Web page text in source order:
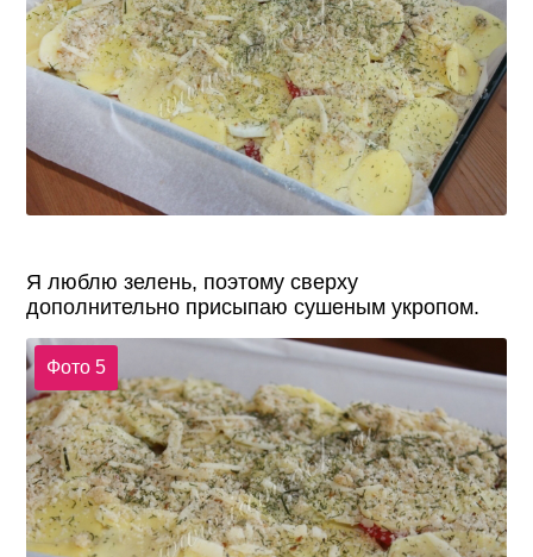
Я люблю зелень, поэтому сверху
дополнительно присыпаю сушеным укропом.
Фото 5